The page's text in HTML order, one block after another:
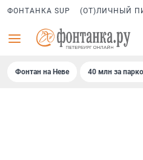
ФОНТАНКА SUP (ОТ)ЛИЧНЫЙ
Фонтан на Неве 40 млн за